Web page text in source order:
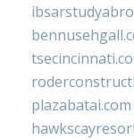
plazabatai.com